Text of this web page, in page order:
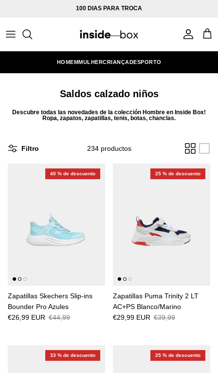
100 DIAS PARA TROCA
Cuenta
HOMEMMULHERCRIANÇADESPORTO
Saldos calzado niños
Descubre todas las novedades de la colección Hombre en Inside Box!
Ropa, zapatos, zapatillas, tenis, botas, chanclas.
Filtro 234 productos
40 % de descuento
Zapatillas Skechers Slip-ins
Bounder Pro Azules
€26,99 EUR €44,99
25 % de descuento
Zapatillas Puma Trinity 2 LT
AC+PS Blanco/Marino
€29,99 EUR €39,99
33 % de descuento 25 % de descuento